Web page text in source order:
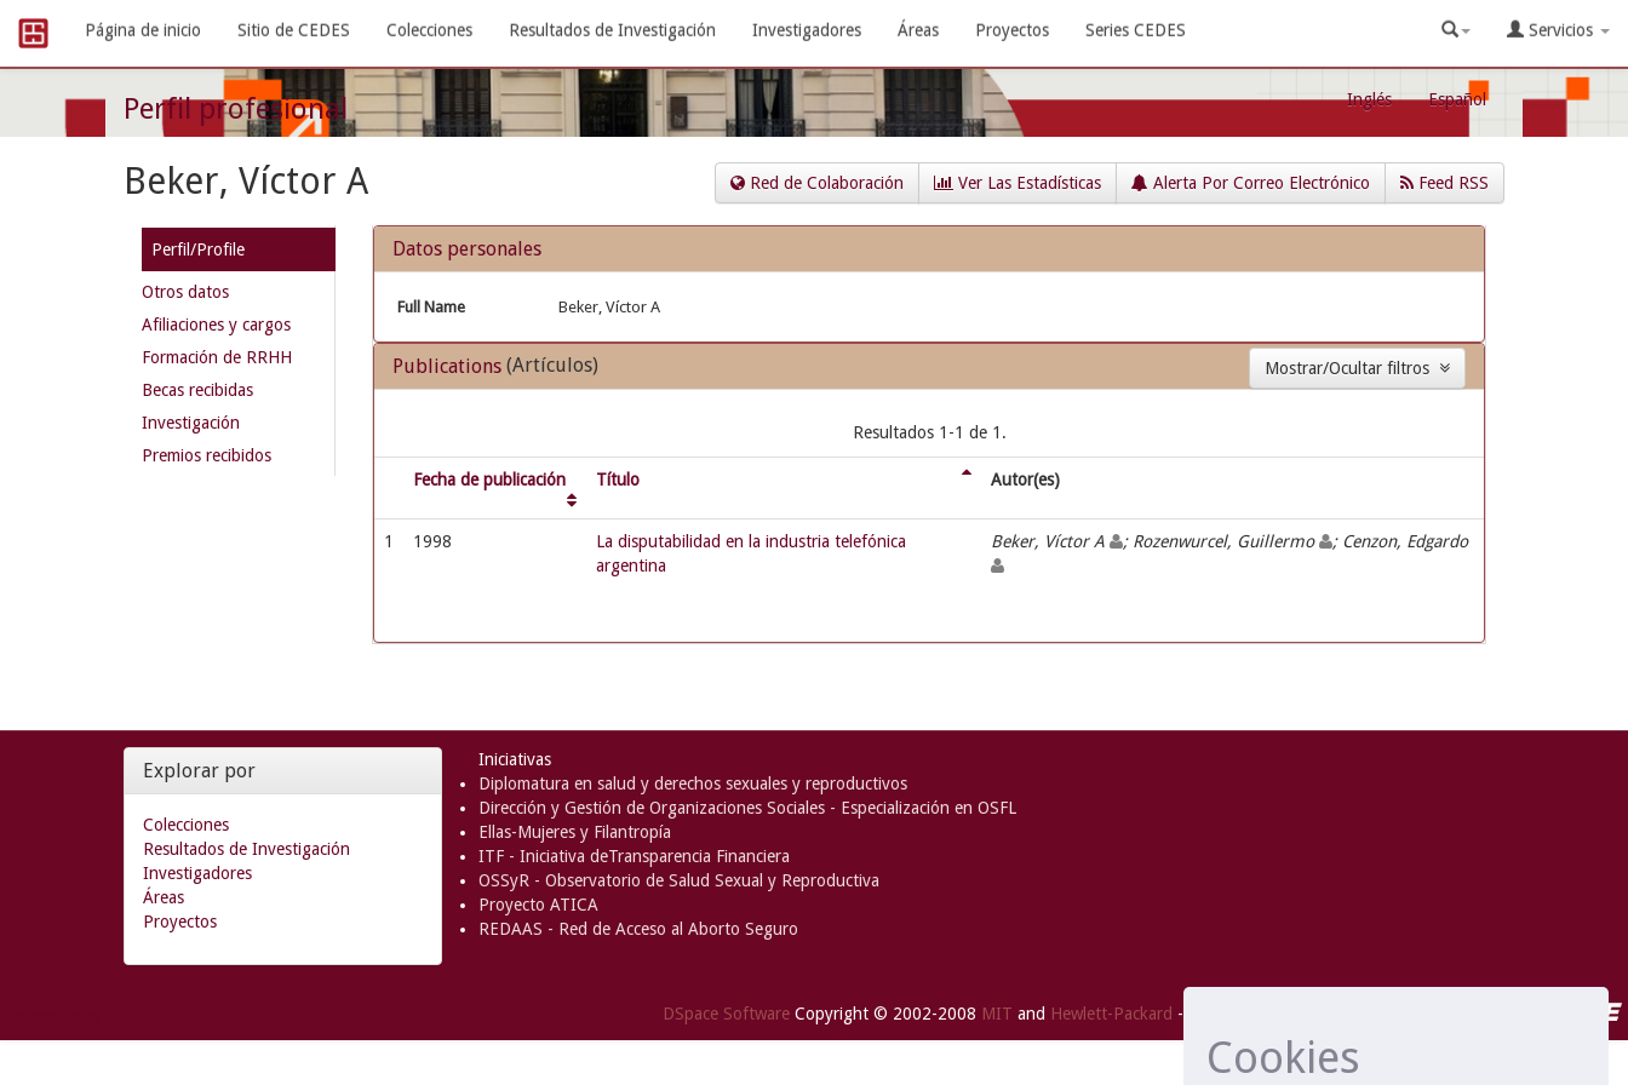
Cookies
navigation
Página de inicio Sitio de CEDES Colecciones Resultados de Investigación Investigadores Áreas Proyectos Series CEDES Servicios
Perfil profesional Inglés Español
Beker, Víctor A Red de Colaboración Ver Las Estadísticas Alerta Por Correo Electrónico Feed RSS
Perfil/Profile
Otros datos
Afiliaciones y cargos
Formación de RRHH
Becas recibidas
Investigación
Premios recibidos
Datos personales
Full Name Beker, Víctor A
Publications (Artículos)
Resultados 1-1 de 1.
Fecha de publicación Título Autor(es)
1 1998
La disputabilidad en la industria telefónica
argentina
Beker, Víctor A ; Rozenwurcel, Guillermo ; Cenzon, Edgardo
Explorar por
Colecciones
Resultados de Investigación
Investigadores
Áreas
Proyectos
Iniciativas
Diplomatura en salud y derechos sexuales y reproductivos
Dirección y Gestión de Organizaciones Sociales - Especialización en OSFL
Ellas-Mujeres y Filantropía
ITF - Iniciativa deTransparencia Financiera
OSSyR - Observatorio de Salud Sexual y Reproductiva
Proyecto ATICA
REDAAS - Red de Acceso al Aborto Seguro
DSpace Software Copyright © 2002-2008 MIT and Hewlett-Packard - Extensión mantenida y optimizado por